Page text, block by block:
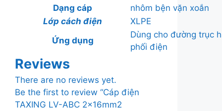
Dạng cáp
nhôm bện vặn xoắn
Lớp cách điện
XLPE
Ứng dụng
Dùng cho đường trục
phối điện
Reviews
There are no reviews yet.
Be the first to review “Cáp điện
TAXING LV-ABC 2x16mm2